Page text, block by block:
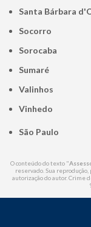
Santa Bárbara
Socorro
Sorocaba
Sumaré
Valinhos
Vinhedo
São Paulo
O conteúdo do texto "
reservado. Sua
autorização do autor. Crime